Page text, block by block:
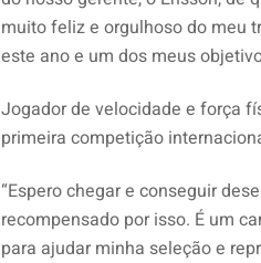
muito feliz e orgulhoso do meu
este ano e um dos meus
Jogador de velocidade e força
primeira competição
“Espero chegar e conseguir
recompensado por isso. É um
para ajudar minha seleção e